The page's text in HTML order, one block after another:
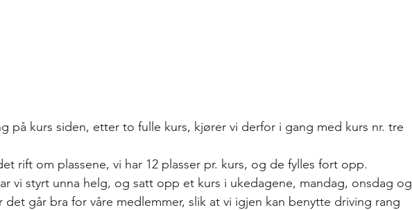
på kurs siden, etter to fulle kurs, kjører vi derfor i gang med kurs nr. tre
rift om plassene, vi har 12 plasser pr. kurs, og de fylles fort opp.
vi styrt unna helg, og satt opp et kurs i ukedagene, mandag, onsdag og
det går bra for våre medlemmer, slik at vi igjen kan benytte driving rang